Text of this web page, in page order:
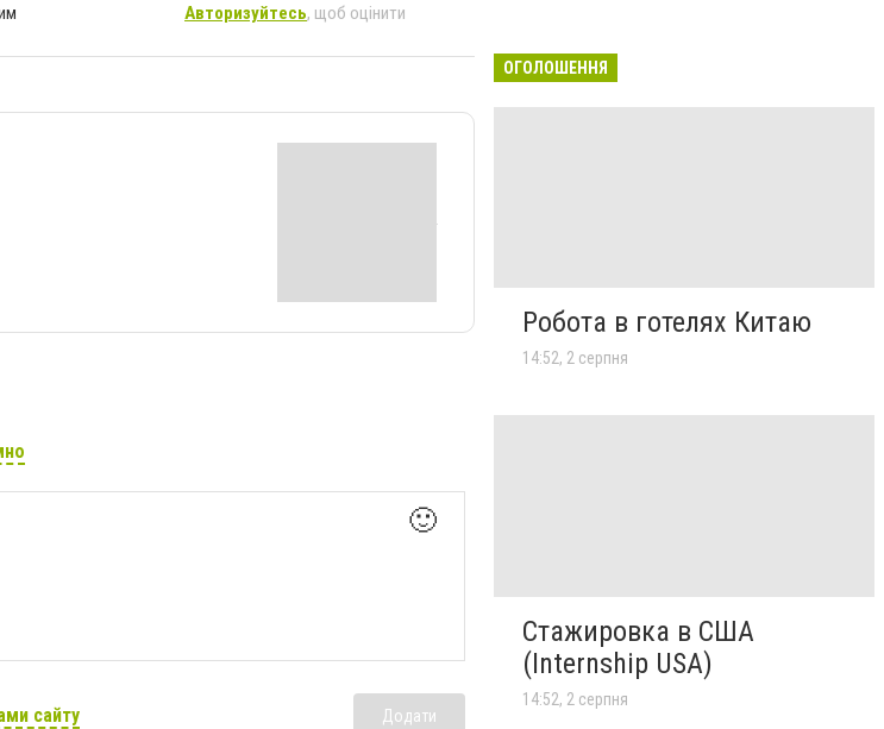
Авторизуйтесь, щоб оцінити
🙂
сайту Додати
ОГОЛОШЕННЯ
Робота в готелях Китаю
14:52, 2 серпня
Стажировка в США
(Internship USA)
14:52, 2 серпня